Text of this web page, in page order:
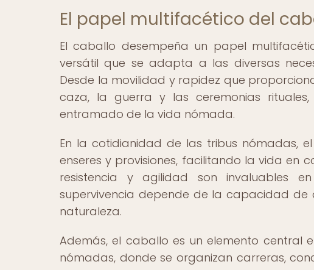
El papel multifacético del
El caballo desempeña un papel
versátil que se adapta a las diversas
Desde la movilidad y rapidez que
caza, la guerra y las ceremonias
entramado de la vida nómada.
En la cotidianidad de las tribus nómadas,
enseres y provisiones, facilitando la vida en
resistencia y agilidad son invaluables
supervivencia depende de la capacidad
naturaleza.
Además, el caballo es un elemento central
nómadas, donde se organizan carreras,